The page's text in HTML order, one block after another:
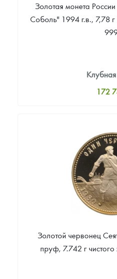
Золотая монета
Соболь" 1994 г.в., 7,78 г
172
Цена
Золотой червонец
пруф, 7.742 г